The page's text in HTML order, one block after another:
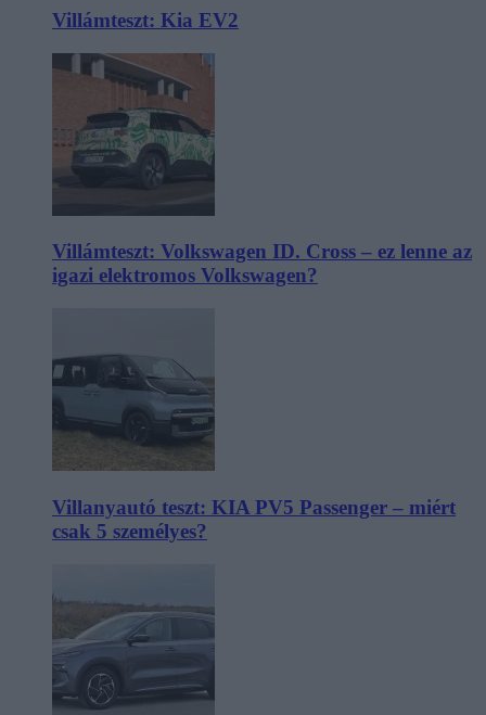
Villámteszt: Kia EV2
Villámteszt: Volkswagen ID. Cross – ez lenne az
igazi elektromos Volkswagen?
Villanyautó teszt: KIA PV5 Passenger – miért
csak 5 személyes?